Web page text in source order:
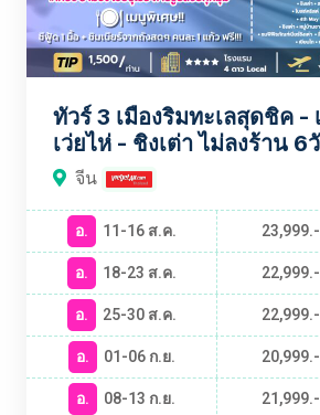
ทัวร์ 3 เมืองริมทะเลสุดชิค -
เว่ยไห่ - ชิงเต่า ไม่ลงร้าน
จีน
อ. 11-16 ส.ค. 23,999.-
อ.
18-23 ส.ค. 22,999.-
อ.
25-30 ส.ค. 22,999.-
อ.
01-06 ก.ย. 20,999.-
อ.
08-13 ก.ย. 21,999.-